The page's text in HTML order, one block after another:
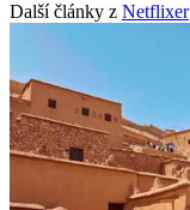
Další články z Netflixer